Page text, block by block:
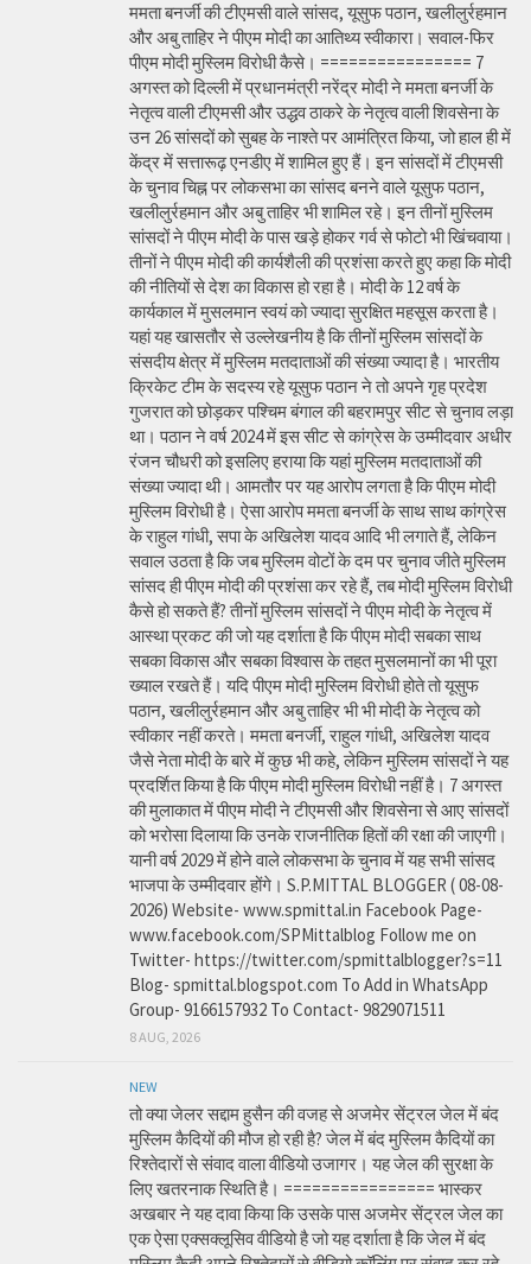
ममता बनर्जी की टीएमसी वाले सांसद, यूसुफ पठान, खलीलुर्रहमान
और अबु ताहिर ने पीएम मोदी का आतिथ्य स्वीकारा। सवाल-फिर
पीएम मोदी मुस्लिम विरोधी कैसे। ================ 7
अगस्त को दिल्ली में प्रधानमंत्री नरेंद्र मोदी ने ममता बनर्जी के
नेतृत्व वाली टीएमसी और उद्धव ठाकरे के नेतृत्व वाली शिवसेना के
उन 26 सांसदों को सुबह के नाश्ते पर आमंत्रित किया, जो हाल ही में
केंद्र में सत्तारूढ़ एनडीए में शामिल हुए हैं। इन सांसदों में टीएमसी
के चुनाव चिह्न पर लोकसभा का सांसद बनने वाले यूसुफ पठान,
खलीलुर्रहमान और अबु ताहिर भी शामिल रहे। इन तीनों मुस्लिम
सांसदों ने पीएम मोदी के पास खड़े होकर गर्व से फोटो भी खिंचवाया।
तीनों ने पीएम मोदी की कार्यशैली की प्रशंसा करते हुए कहा कि मोदी
की नीतियों से देश का विकास हो रहा है। मोदी के 12 वर्ष के
कार्यकाल में मुसलमान स्वयं को ज्यादा सुरक्षित महसूस करता है।
यहां यह खासतौर से उल्लेखनीय है कि तीनों मुस्लिम सांसदों के
संसदीय क्षेत्र में मुस्लिम मतदाताओं की संख्या ज्यादा है। भारतीय
क्रिकेट टीम के सदस्य रहे यूसुफ पठान ने तो अपने गृह प्रदेश
गुजरात को छोड़कर पश्चिम बंगाल की बहरामपुर सीट से चुनाव लड़ा
था। पठान ने वर्ष 2024 में इस सीट से कांग्रेस के उम्मीदवार अधीर
रंजन चौधरी को इसलिए हराया कि यहां मुस्लिम मतदाताओं की
संख्या ज्यादा थी। आमतौर पर यह आरोप लगता है कि पीएम मोदी
मुस्लिम विरोधी है। ऐसा आरोप ममता बनर्जी के साथ साथ कांग्रेस
के राहुल गांधी, सपा के अखिलेश यादव आदि भी लगाते हैं, लेकिन
सवाल उठता है कि जब मुस्लिम वोटों के दम पर चुनाव जीते मुस्लिम
सांसद ही पीएम मोदी की प्रशंसा कर रहे हैं, तब मोदी मुस्लिम विरोधी
कैसे हो सकते हैं? तीनों मुस्लिम सांसदों ने पीएम मोदी के नेतृत्व में
आस्था प्रकट की जो यह दर्शाता है कि पीएम मोदी सबका साथ
सबका विकास और सबका विश्वास के तहत मुसलमानों का भी पूरा
ख्याल रखते हैं। यदि पीएम मोदी मुस्लिम विरोधी होते तो यूसुफ
पठान, खलीलुर्रहमान और अबु ताहिर भी भी मोदी के नेतृत्व को
स्वीकार नहीं करते। ममता बनर्जी, राहुल गांधी, अखिलेश यादव
जैसे नेता मोदी के बारे में कुछ भी कहे, लेकिन मुस्लिम सांसदों ने यह
प्रदर्शित किया है कि पीएम मोदी मुस्लिम विरोधी नहीं है। 7 अगस्त
की मुलाकात में पीएम मोदी ने टीएमसी और शिवसेना से आए सांसदों
को भरोसा दिलाया कि उनके राजनीतिक हितों की रक्षा की जाएगी।
यानी वर्ष 2029 में होने वाले लोकसभा के चुनाव में यह सभी सांसद
भाजपा के उम्मीदवार होंगे। S.P.MITTAL BLOGGER ( 08-08-
2026) Website- www.spmittal.in Facebook Page-
www.facebook.com/SPMittalblog Follow me on
Twitter- https://twitter.com/spmittalblogger?s=11
Blog- spmittal.blogspot.com To Add in WhatsApp
Group- 9166157932 To Contact- 9829071511
8 AUG, 2026
NEW
तो क्या जेलर सद्दाम हुसैन की वजह से अजमेर सेंट्रल जेल में बंद
मुस्लिम कैदियों की मौज हो रही है? जेल में बंद मुस्लिम कैदियों का
रिश्तेदारों से संवाद वाला वीडियो उजागर। यह जेल की सुरक्षा के
लिए खतरनाक स्थिति है। ================ भास्कर
अखबार ने यह दावा किया कि उसके पास अजमेर सेंट्रल जेल का
एक ऐसा एक्सक्लूसिव वीडियो है जो यह दर्शाता है कि जेल में बंद